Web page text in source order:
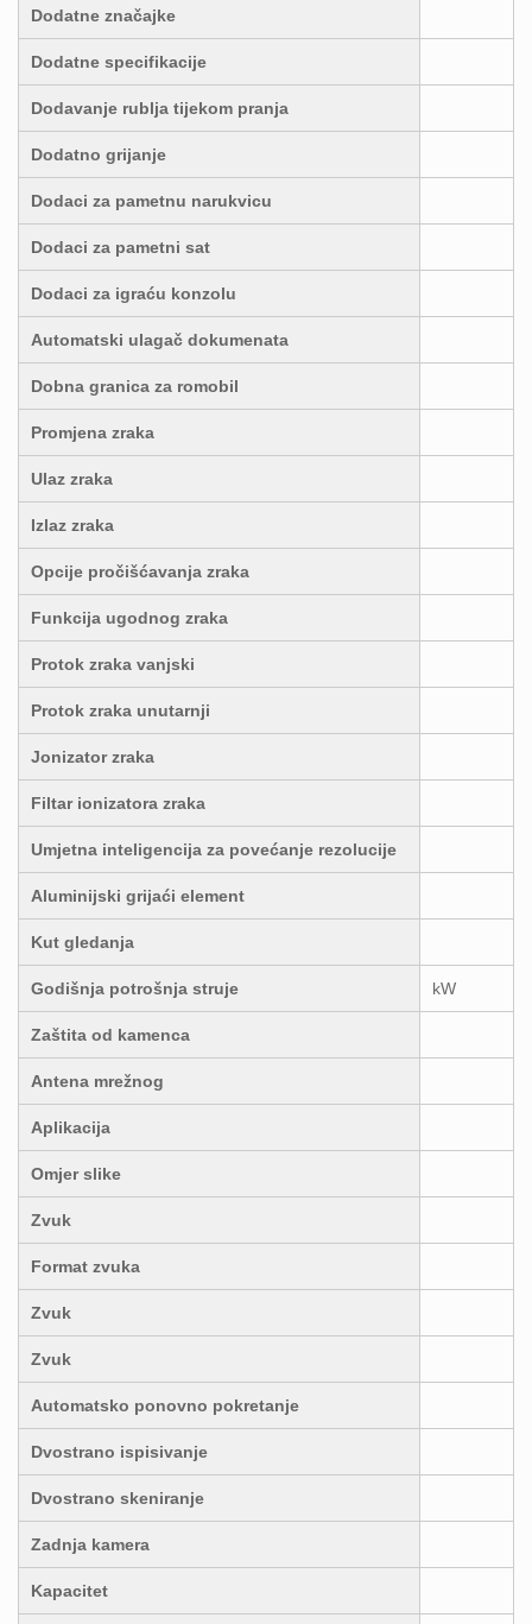
Dodatne značajke
Dodatne specifikacije
Dodavanje rublja tijekom pranja
Dodatno grijanje
Dodaci za pametnu narukvicu
Dodaci za pametni sat
Dodaci za igraću konzolu
Automatski ulagač dokumenata
Dobna granica za romobil
Promjena zraka
Ulaz zraka
Izlaz zraka
Opcije pročišćavanja zraka
Funkcija ugodnog zraka
Protok zraka vanjski
Protok zraka unutarnji
Jonizator zraka
Filtar ionizatora zraka
Umjetna inteligencija za povećanje rezolucije
Aluminijski grijaći element
Kut gledanja
Godišnja potrošnja struje kW
Zaštita od kamenca
Antena mrežnog
Aplikacija
Omjer slike
Zvuk
Format zvuka
Zvuk
Zvuk
Automatsko ponovno pokretanje
Dvostrano ispisivanje
Dvostrano skeniranje
Zadnja kamera
Kapacitet